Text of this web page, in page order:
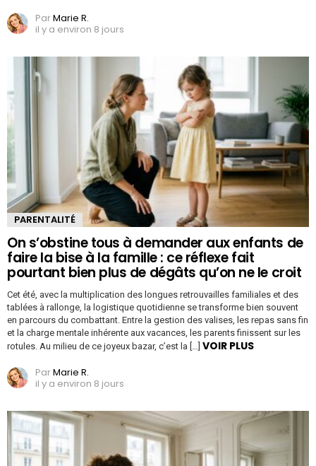
ParMarie R.
il y a environ 8 jours
PARENTALITÉ
On s’obstine tous à demander aux enfants de
faire la bise à la famille : ce réflexe fait
pourtant bien plus de dégâts qu’on ne le croit
Cet été, avec la multiplication des longues retrouvailles familiales et des
tablées à rallonge, la logistique quotidienne se transforme bien souvent
en parcours du combattant. Entre la gestion des valises, les repas sans fin
et la charge mentale inhérente aux vacances, les parents finissent sur les
rotules. Au milieu de ce joyeux bazar, c’est la […] VOIR PLUS
ParMarie R.
il y a environ 8 jours